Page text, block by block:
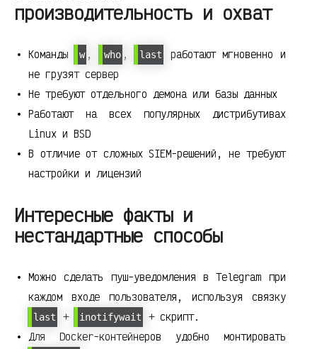
производительность и охват
Команды w , who , last
работают мгновенно и
не грузят сервер
Не требуют отдельного демона или базы данных
Работают на всех популярных дистрибутивах
Linux и BSD
В отличие от сложных SIEM-решений, не требуют
настройки и лицензий
Интересные факты и
нестандартные способы
Можно сделать пуш-уведомления в Telegram при
каждом входе пользователя, используя связку
last + inotifywait
+ скрипт.
Для Docker-контейнеров удобно монтировать